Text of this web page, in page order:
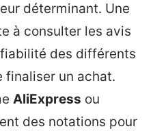
déterminant. Une
à consulter les avis
des différents
finaliser un achat.
AliExpress ou
des notations pour